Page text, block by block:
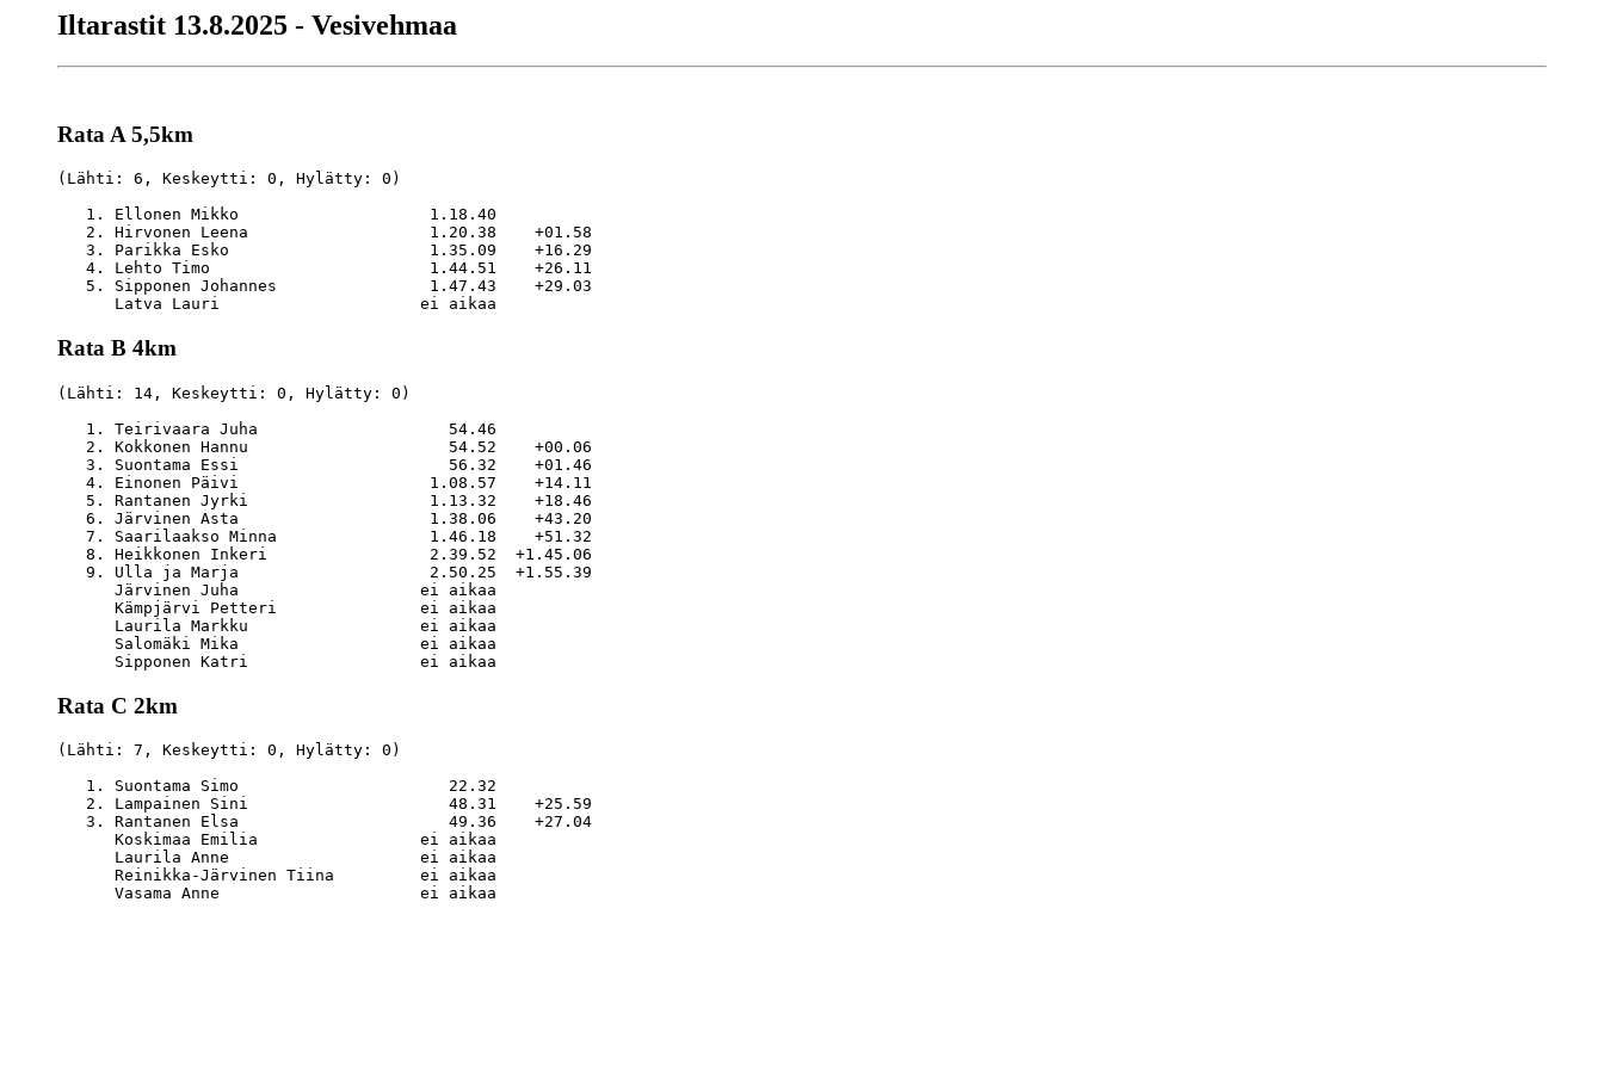
Iltarastit 13.8.2025 - Vesivehmaa
Rata A 5,5km
(Lähti: 6, Keskeytti: 0, Hylätty: 0)
   1. Ellonen Mikko                    1.18.40
   2. Hirvonen Leena                   1.20.38    +01.58
   3. Parikka Esko                     1.35.09    +16.29
   4. Lehto Timo                       1.44.51    +26.11
   5. Sipponen Johannes                1.47.43    +29.03
Rata B 4km
(Lähti: 14, Keskeytti: 0, Hylätty: 0)
   1. Teirivaara Juha                    54.46
   2. Kokkonen Hannu                     54.52    +00.06
   3. Suontama Essi                      56.32    +01.46
   4. Einonen Päivi                    1.08.57    +14.11
   5. Rantanen Jyrki                   1.13.32    +18.46
   6. Järvinen Asta                    1.38.06    +43.20
   7. Saarilaakso Minna                1.46.18    +51.32
   8. Heikkonen Inkeri                 2.39.52  +1.45.06
   9. Ulla ja Marja                    2.50.25  +1.55.39
      Järvinen Juha                   ei aikaa
      Kämpjärvi Petteri               ei aikaa
      Laurila Markku                  ei aikaa
      Salomäki Mika                   ei aikaa
Rata C 2km
(Lähti: 7, Keskeytti: 0, Hylätty: 0)
   1. Suontama Simo                      22.32
   2. Lampainen Sini                     48.31    +25.59
   3. Rantanen Elsa                      49.36    +27.04
      Koskimaa Emilia                 ei aikaa
      Laurila Anne                    ei aikaa
      Reinikka-Järvinen Tiina         ei aikaa